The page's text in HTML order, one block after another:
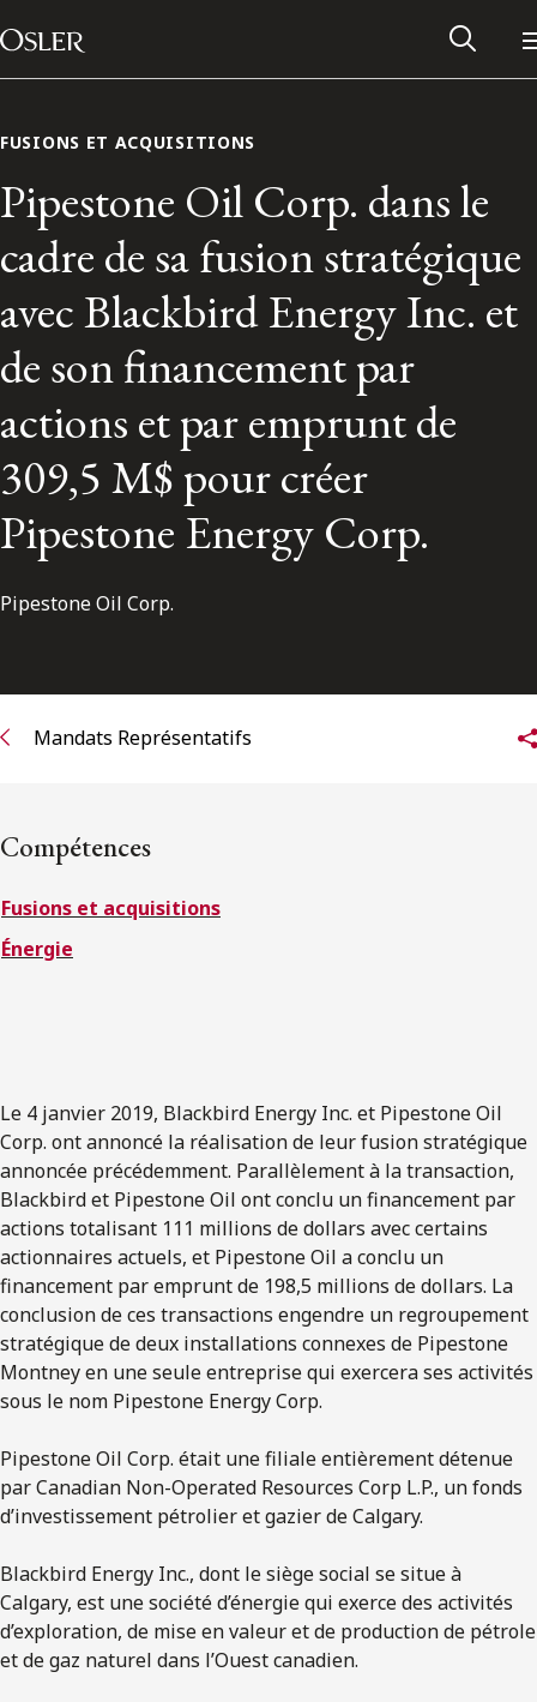
Passer au contenu
Main Navigation
Réseau des anciens d’Osler
Contactez-nous
ENGLISH
S’abonner
FUSIONS ET ACQUISITIONS
Pipestone Oil Corp. dans le
cadre de sa fusion stratégique
avec Blackbird Energy Inc. et
de son financement par
actions et par emprunt de
309,5 M$ pour créer
Pipestone Energy Corp.
Pipestone Oil Corp.
Mandats Représentatifs
Compétences
Fusions et acquisitions
Énergie
Le 4 janvier 2019, Blackbird Energy Inc. et Pipestone Oil
Corp. ont annoncé la réalisation de leur fusion stratégique
annoncée précédemment. Parallèlement à la transaction,
Blackbird et Pipestone Oil ont conclu un financement par
actions totalisant 111 millions de dollars avec certains
actionnaires actuels, et Pipestone Oil a conclu un
financement par emprunt de 198,5 millions de dollars. La
conclusion de ces transactions engendre un regroupement
stratégique de deux installations connexes de Pipestone
Montney en une seule entreprise qui exercera ses activités
sous le nom Pipestone Energy Corp.
Pipestone Oil Corp. était une filiale entièrement détenue
par Canadian Non-Operated Resources Corp L.P., un fonds
d’investissement pétrolier et gazier de Calgary.
Blackbird Energy Inc., dont le siège social se situe à
Calgary, est une société d’énergie qui exerce des activités
d’exploration, de mise en valeur et de production de pétrole
et de gaz naturel dans l’Ouest canadien.